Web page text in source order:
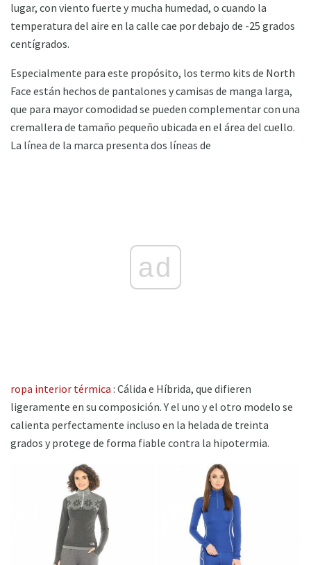
lugar, con viento fuerte y mucha humedad, o cuando la
temperatura del aire en la calle cae por debajo de -25 grados
centígrados.
Especialmente para este propósito, los termo kits de North
Face están hechos de pantalones y camisas de manga larga,
que para mayor comodidad se pueden complementar con una
cremallera de tamaño pequeño ubicada en el área del cuello.
La línea de la marca presenta dos líneas de
ad
ropa interior térmica : Cálida e Híbrida, que difieren
ligeramente en su composición. Y el uno y el otro modelo se
calienta perfectamente incluso en la helada de treinta
grados y protege de forma fiable contra la hipotermia.